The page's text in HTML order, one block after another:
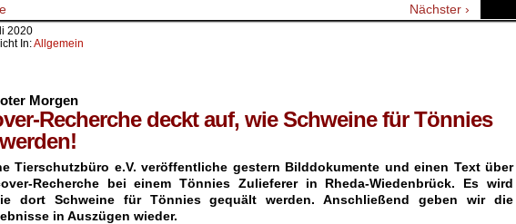
Nächster ›
2020
In:Allgemein
Morgen
Recherche deckt auf, wie Schweine für Tönnies
Tierschutzbüro e.V. veröffentliche gestern Bilddokumente und einen Text über
Recherche bei einem Tönnies Zulieferer in Rheda-Wiedenbrück. Es wird
dort Schweine für Tönnies gequält werden. Anschließend geben wir die
in Auszügen wieder.